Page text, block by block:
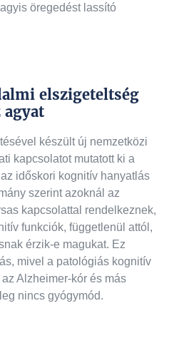
öregedést lassító
elszigeteltség
agyat
készült új nemzetközi
kapcsolatot mutatott ki a
időskori kognitív hanyatlás
szerint azoknál az
kapcsolattal rendelkeznek,
funkciók, függetlenül attól,
érzik-e magukat. Ez
mivel a patológiás kognitív
Alzheimer-kór és más
nincs gyógymód.